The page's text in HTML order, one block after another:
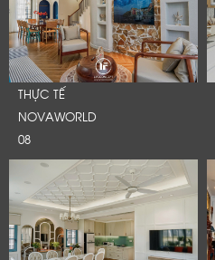
THỰC TẾ
NOVAWORLD
08